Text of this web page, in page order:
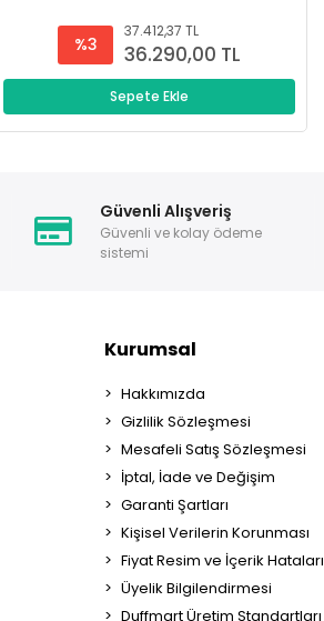
%3
37.412,37 TL
36.290,00 TL
Sepete Ekle
Güvenli Alışveriş
Güvenli ve kolay ödeme
sistemi
Kurumsal
Hakkımızda
Gizlilik Sözleşmesi
Mesafeli Satış Sözleşmesi
İptal, İade ve Değişim
Garanti Şartları
Kişisel Verilerin Korunması
Fiyat Resim ve İçerik Hataları
Üyelik Bilgilendirmesi
Duffmart Üretim Standartları